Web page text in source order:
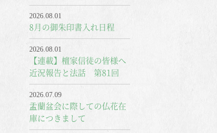
2026.08.01
8月の御朱印書入れ日程
2026.08.01
【連載】檀家信徒の皆様へ
近況報告と法話 第81回
2026.07.09
盂蘭盆会に際しての仏花在
庫につきまして